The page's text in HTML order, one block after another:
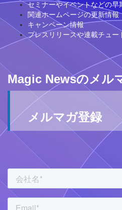
セミナーやイベントなどの早
関連ホームページの更新情報
キャンペーン情報
プレスリリースや連載チュー
Magic Newsのメル
メルマガ登録